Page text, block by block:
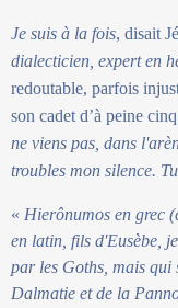
Je suis à la fois, disait
dialecticien, expert en
redoutable, parfois
son cadet d’à peine
ne viens pas, dans
troubles mon silence.
« Hierônumos en grec
en latin, fils d'Eusèbe,
par les Goths, mais qui
Dalmatie et de la